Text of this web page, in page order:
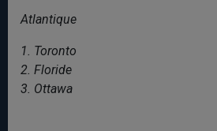
Atlantique
1. Toronto
2. Floride
3. Ottawa